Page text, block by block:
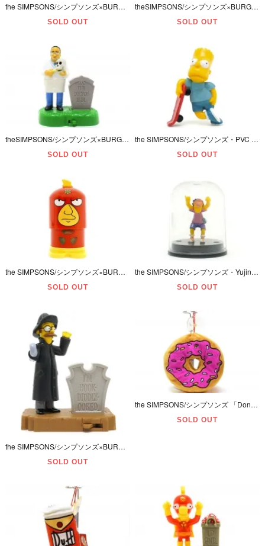
the SIMPSONS/シンプソンズ×BURGER KING/バーガーキング・MEAL TOY/ミールトイ・SPOOKY LIGHT-UPS・ハロウィンスペシャル 「BURNS/バーンズ社長」(4)
SOLD OUT
theSIMPSONS/シンプソンズ×BURGER KING/バーガーキング・MEAL TOY/ミールトイ・SPOOKY LIGHT-UPS・ハロウィンスペシャル「WILLIE/ウィリー用務員」(8)
SOLD OUT
theSIMPSONS/シンプソンズ×BURGER KING/バーガーキング・MEAL TOY/ミールトイ・SPOOKY LIGHT-UPSハロウィンスペシャル「JULIUS/ジュリアス主治医」(9)
SOLD OUT
the SIMPSONS/シンプソンズ・PVC Mini Figure/ミニフィギュア 「Bart Simpson/バート・シンプソン・Skateboard/スケートボード/スケボー」 1997年
SOLD OUT
the SIMPSONS/シンプソンズ×BURGER KING/バーガーキング・Meal Toy/ミールトイ(キッズクラブ)・フィギュア「RADIOACTIVE MAN/ラジオアクティブマン」電池切れ
SOLD OUT
the SIMPSONS/シンプソンズ・Yujin/ユージン・Figure Collection・Springfield Elementary/フィギュアコレクション「Otto/オットー」 2004年
SOLD OUT
the SIMPSONS/シンプソンズ×BURGER KING/バーガーキング・ミールトイ/キッズクラブ・SPOOKY LIGHT-UPS・ハロウィンスペシャル・フィギュア 「NED/ネッド」
SOLD OUT
the SIMPSONS/シンプソンズ 「Donut/ドーナツ・Plush/プラッシュ･ぬいぐるみ」
SOLD OUT